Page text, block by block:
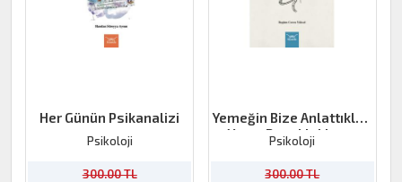
Her Günün Psikanalizi
Psikoloji
300.00 TL
Yemeğin Bize Anlattıkları
-Yeme Bozukluklarına
Farklı Bir Bakış Açısı-
Psikoloji
300.00 TL